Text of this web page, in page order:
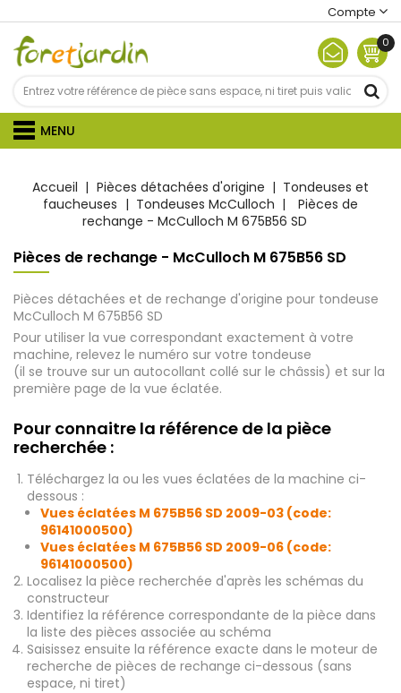
Compte
0
MENU
Accueil Pièces détachées d'origine
Tondeuses et
faucheuses
Tondeuses McCulloch
Pièces de
rechange - McCulloch M 675B56 SD
Pièces de rechange - McCulloch M 675B56 SD
Pièces détachées et de rechange d'origine pour tondeuse
McCulloch M 675B56 SD
Pour utiliser la vue correspondant exactement à votre
machine, relevez le numéro sur votre tondeuse
(il se trouve sur un autocollant collé sur le châssis) et sur la
première page de la vue éclatée.
Pour connaitre la référence de la pièce
recherchée :
Téléchargez la ou les vues éclatées de la machine ci-
dessous :
Vues éclatées M 675B56 SD 2009-03 (code:
96141000500)
Vues éclatées M 675B56 SD 2009-06 (code:
96141000500)
Localisez la pièce recherchée d'après les schémas du
constructeur
Identifiez la référence correspondante de la pièce dans
la liste des pièces associée au schéma
Saisissez ensuite la référence exacte dans le moteur de
recherche de pièces de rechange ci-dessous (sans
espace, ni tiret)